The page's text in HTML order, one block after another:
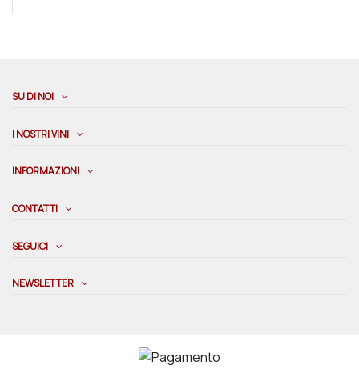
SU DI NOI
I NOSTRI VINI
INFORMAZIONI
CONTATTI
SEGUICI
NEWSLETTER